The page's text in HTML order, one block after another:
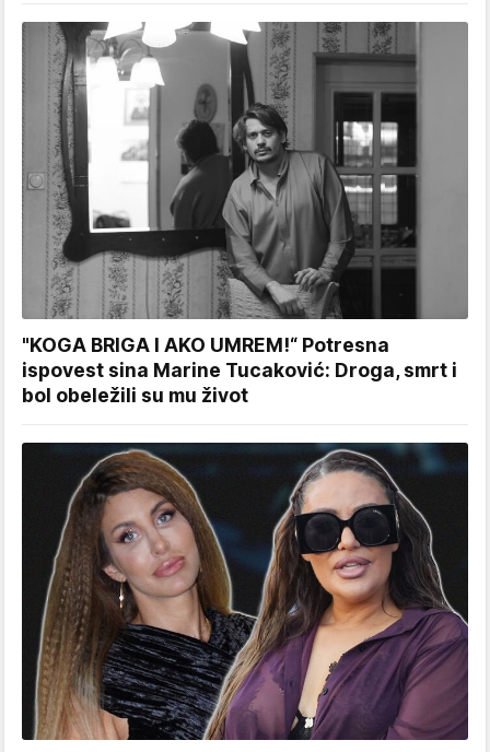
"KOGA BRIGA I AKO UMREM!“ Potresna
ispovest sina Marine Tucaković: Droga, smrt i
bol obeležili su mu život